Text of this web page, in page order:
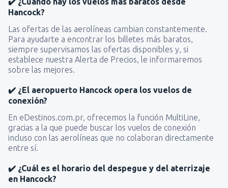
Hancock?
Las ofertas de las aerolíneas cambian constantemente.
Para ayudarte a encontrar los billetes más baratos,
siempre supervisamos las ofertas disponibles y, si
establece nuestra Alerta de Precios, le informaremos
sobre las mejores.
✔️ ¿El aeropuerto Hancock opera los vuelos de
conexión?
En eDestinos.com.pr, ofrecemos la función MultiLine,
gracias a la que puede buscar los vuelos de conexión
incluso con las aerolíneas que no colaboran directamente
entre sí.
✔️ ¿Cuál es el horario del despegue y del aterrizaje
en Hancock?